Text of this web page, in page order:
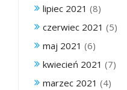
lipiec 2021 (8)
czerwiec 2021 (5)
maj 2021 (6)
kwiecień 2021 (7)
marzec 2021 (4)